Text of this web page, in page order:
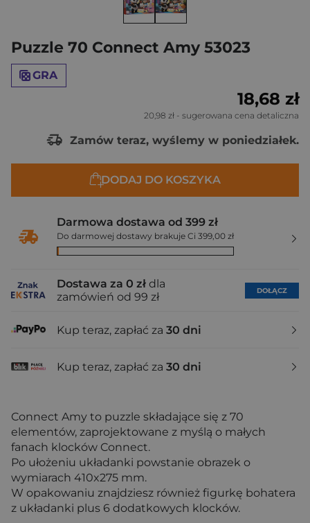
Puzzle 70 Connect Amy 53023
GRA
18,68 zł
20,98 zł - sugerowana cena detaliczna
Zamów teraz, wyślemy w poniedziałek.
DODAJ DO KOSZYKA
Darmowa dostawa od 399 zł
Do darmowej dostawy brakuje Ci 399,00 zł
Dostawa za 0 zł dla
zamówień od 99 zł
DOŁĄCZ
Kup teraz, zapłać za 30 dni
Kup teraz, zapłać za 30 dni
Connect Amy to puzzle składające się z 70
elementów, zaprojektowane z myślą o małych
fanach klocków Connect.
Po ułożeniu układanki powstanie obrazek o
wymiarach 410x275 mm.
W opakowaniu znajdziesz również figurkę bohatera
z układanki plus 6 dodatkowych klocków.